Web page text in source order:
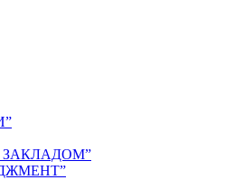
ЗАКЛАДОМ”